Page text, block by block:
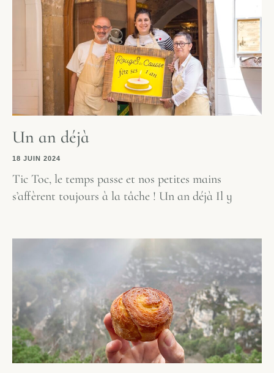
Un an déjà
18 JUIN 2024
Tic Toc, le temps passe et nos petites mains
s’affèrent toujours à la tâche ! Un an déjà Il y